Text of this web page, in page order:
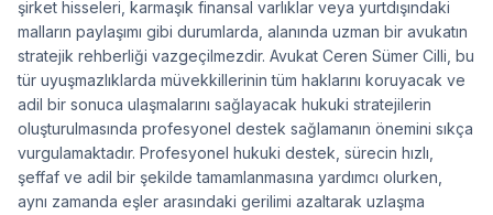
şirket hisseleri, karmaşık finansal varlıklar veya yurtdışındaki
malların paylaşımı gibi durumlarda, alanında uzman bir avukatın
stratejik rehberliği vazgeçilmezdir. Avukat Ceren Sümer Cilli, bu
tür uyuşmazlıklarda müvekkillerinin tüm haklarını koruyacak ve
adil bir sonuca ulaşmalarını sağlayacak hukuki stratejilerin
oluşturulmasında profesyonel destek sağlamanın önemini sıkça
vurgulamaktadır. Profesyonel hukuki destek, sürecin hızlı,
şeffaf ve adil bir şekilde tamamlanmasına yardımcı olurken,
aynı zamanda eşler arasındaki gerilimi azaltarak uzlaşma